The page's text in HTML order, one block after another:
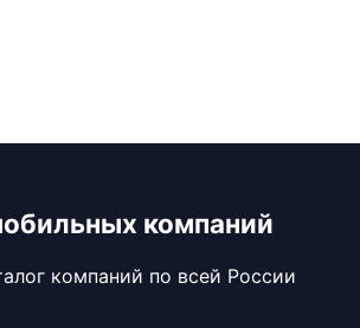
компаний
компаний по всей России